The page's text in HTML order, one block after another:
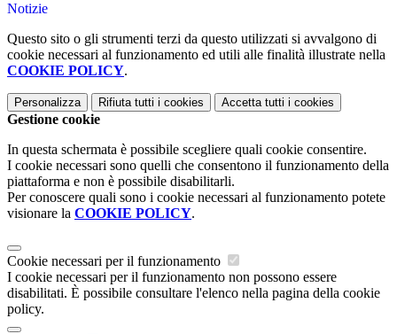
Notizie
Questo sito o gli strumenti terzi da questo utilizzati si avvalgono di
cookie necessari al funzionamento ed utili alle finalità illustrate nella
COOKIE POLICY.
Personalizza Rifiuta tutti i cookies Accetta tutti i cookies
Gestione cookie
In questa schermata è possibile scegliere quali cookie consentire.
I cookie necessari sono quelli che consentono il funzionamento della
piattaforma e non è possibile disabilitarli.
Per conoscere quali sono i cookie necessari al funzionamento potete
visionare la COOKIE POLICY.
Cookie necessari per il funzionamento
I cookie necessari per il funzionamento non possono essere
disabilitati. È possibile consultare l'elenco nella pagina della cookie
policy.